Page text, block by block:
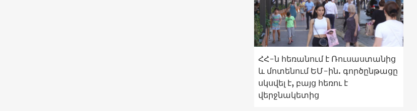
ՀՀ-ն հեռանում է Ռուսաստանից
և մոտենում ԵՄ-ին. գործընթացը
սկսվել է, բայց հեռու է
վերջնակետից